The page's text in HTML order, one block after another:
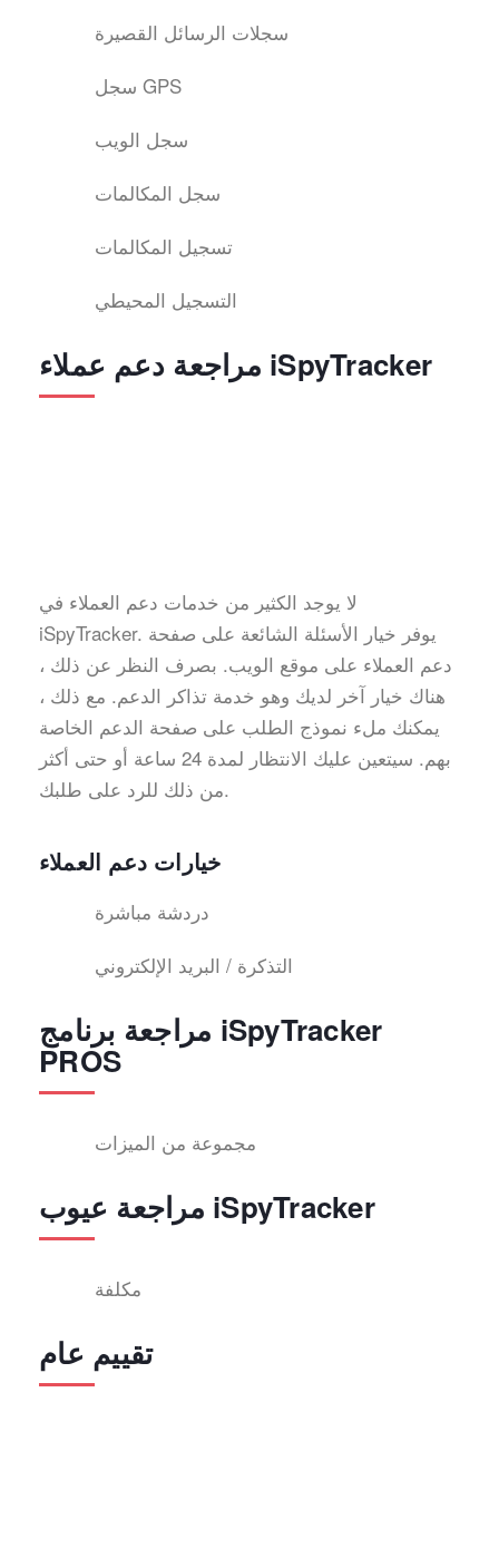
سجلات الرسائل القصيرة
سجل GPS
سجل الويب
سجل المكالمات
تسجيل المكالمات
التسجيل المحيطي
مراجعة دعم عملاء iSpyTracker
لا يوجد الكثير من خدمات دعم العملاء في
iSpyTracker. يوفر خيار الأسئلة الشائعة على صفحة
دعم العملاء على موقع الويب. بصرف النظر عن ذلك ،
هناك خيار آخر لديك وهو خدمة تذاكر الدعم. مع ذلك ،
يمكنك ملء نموذج الطلب على صفحة الدعم الخاصة
بهم. سيتعين عليك الانتظار لمدة 24 ساعة أو حتى أكثر
من ذلك للرد على طلبك.
خيارات دعم العملاء
دردشة مباشرة
التذكرة / البريد الإلكتروني
مراجعة برنامج iSpyTracker
PROS
مجموعة من الميزات
مراجعة عيوب iSpyTracker
مكلفة
تقييم عام